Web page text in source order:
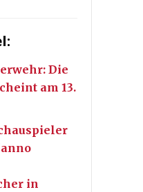
Die
am 13.
in